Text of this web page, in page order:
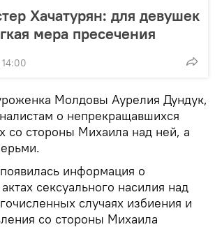
Хачатурян: для девушек
мера пресечения
Молдовы Аурелия Дундук,
о непрекращавшихся
со стороны Михаила над ней, а
информация о
сексуального насилия над
случаях избиения и
со стороны Михаила